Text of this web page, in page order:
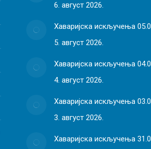
6. август 2026.
Хаваријска искључења
5. август 2026.
Хаваријска искључења
4. август 2026.
Хаваријска искључења
3. август 2026.
Хаваријска искључења